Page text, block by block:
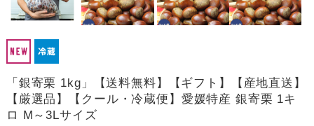
「銀寄栗 1kg」【送料無料】【ギフト】【産地直送】
【厳選品】【クール・冷蔵便】愛媛特産 銀寄栗 1キ
ロ M～3Lサイズ